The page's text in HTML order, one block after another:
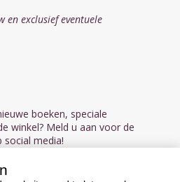
en exclusief eventuele
boeken, speciale
winkel? Meld u aan voor de
social media!
nieuwsbrief